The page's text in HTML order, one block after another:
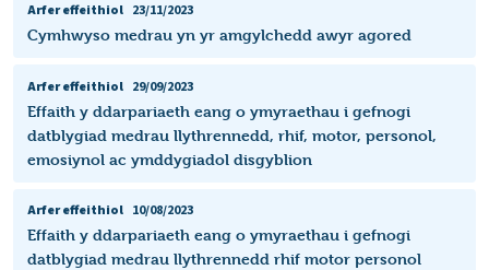
Arfer effeithiol 23/11/2023
Cymhwyso medrau yn yr amgylchedd awyr agored
Arfer effeithiol 29/09/2023
Effaith y ddarpariaeth eang o ymyraethau i gefnogi
datblygiad medrau llythrennedd, rhif, motor, personol,
emosiynol ac ymddygiadol disgyblion ​
Arfer effeithiol 10/08/2023
Effaith y ddarpariaeth eang o ymyraethau i gefnogi
datblygiad medrau llythrennedd rhif motor personol